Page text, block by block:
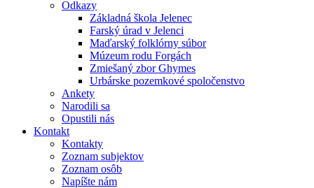
Odkazy
Základná škola Jelenec
Farský úrad v Jelenci
Maďarský folklórny súbor
Múzeum rodu Forgách
Zmiešaný zbor Ghymes
Urbárske pozemkové spoločenstvo
Ankety
Narodili sa
Opustili nás
Kontakt
Kontakty
Zoznam subjektov
Zoznam osôb
Napíšte nám